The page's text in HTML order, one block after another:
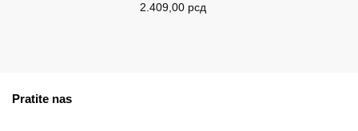
2.409,00 рсд
Pratite nas